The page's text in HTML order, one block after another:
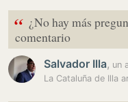
“ ¿No hay más
comentario
Salvador Illa, un